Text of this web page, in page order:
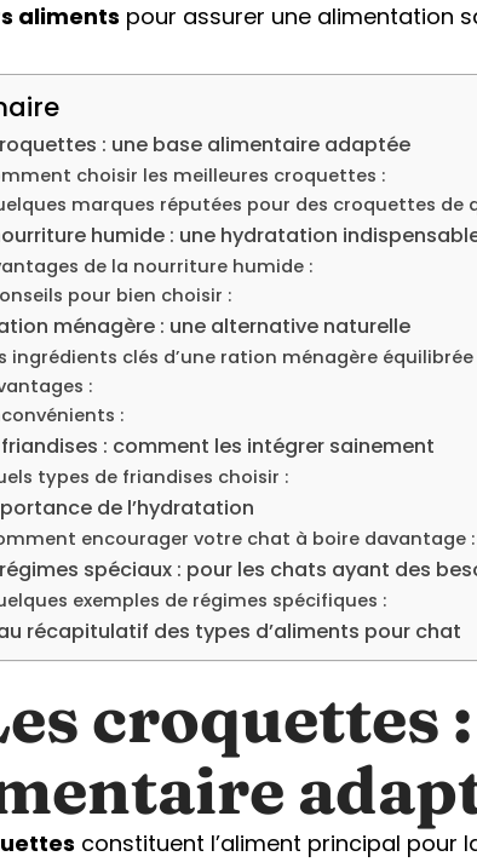
aliments pour assurer une alimentation
: une base alimentaire adaptée
choisir les meilleures croquettes :
marques réputées pour des croquettes de
humide : une hydratation
de la nourriture humide :
pour bien choisir :
ménagère : une alternative naturelle
ingrédients clés d’une ration ménagère équilibrée
:
:
friandises : comment les intégrer sainement
types de friandises choisir :
de l’hydratation
encourager votre chat à boire davantage :
régimes spéciaux : pour les chats ayant des
exemples de régimes spécifiques :
récapitulatif des types d’aliments pour chat
croquettes
constituent l’aliment principal pour